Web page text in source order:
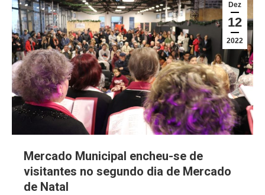
Dez
12
2022
Mercado Municipal encheu-se de
visitantes no segundo dia de Mercado
de Natal